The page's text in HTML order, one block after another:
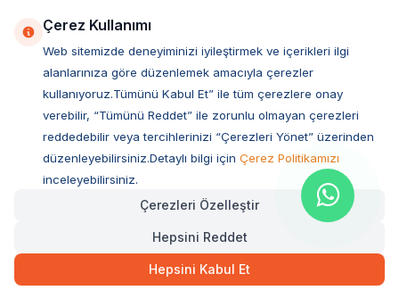
Yaşlı Köpek Maması
Özel Irk Köpek Mamaları
Küçük Irk Köpek Mamaları
Köpek Konservesi & Yaş Mama
Köpek Kemikleri
Köpek Ödül Maması
Çerez Kullanımı
Web sitemizde deneyiminizi iyileştirmek ve içerikleri ilgi
alanlarınıza göre düzenlemek amacıyla çerezler
kullanıyoruz.Tümünü Kabul Et” ile tüm çerezlere onay
verebilir, “Tümünü Reddet” ile zorunlu olmayan çerezleri
reddedebilir veya tercihlerinizi “Çerezleri Yönet” üzerinden
düzenleyebilirsiniz.Detaylı bilgi için Çerez Politikamızı
inceleyebilirsiniz.
Çerezleri Özelleştir
Hepsini Reddet
Hepsini Kabul Et